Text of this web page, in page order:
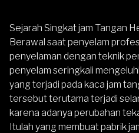
Sejarah Singkat jam Tangan
Berawal saat penyelam
penyelaman dengan teknik
penyelam seringkali
yang terjadi pada kaca jam
tersebut terutama terjadi
karena adanya perubahan
Itulah yang membuat pabrik